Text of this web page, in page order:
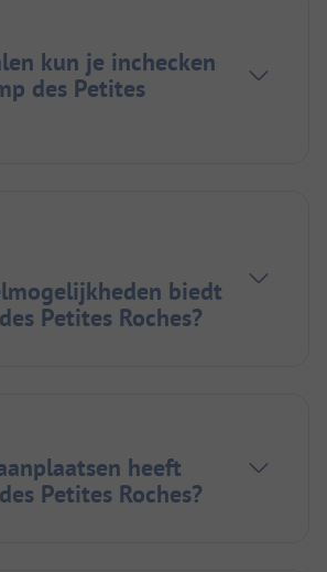
kun je inchecken
des Petites
biedt
Petites Roches?
heeft
Petites Roches?